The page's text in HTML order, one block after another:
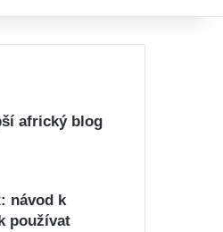
africký blog
návod k
používat